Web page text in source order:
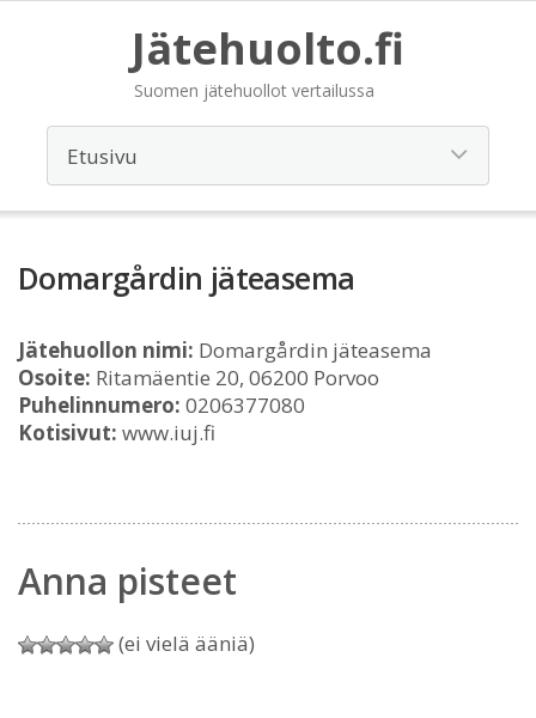
Jätehuolto.fi
Suomen jätehuollot vertailussa
Domargårdin jäteasema
Jätehuollon nimi: Domargårdin jäteasema
Osoite: Ritamäentie 20, 06200 Porvoo
Puhelinnumero: 0206377080
Kotisivut: www.iuj.fi
Anna pisteet
(ei vielä ääniä)